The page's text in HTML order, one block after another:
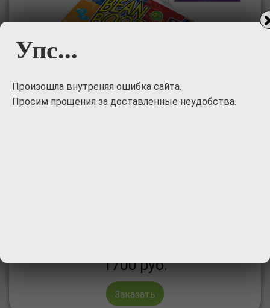
1700руб.
Заказать
Упс...
Произошла внутреняя ошибка сайта.
Просим прощения за доставленные неудобства.